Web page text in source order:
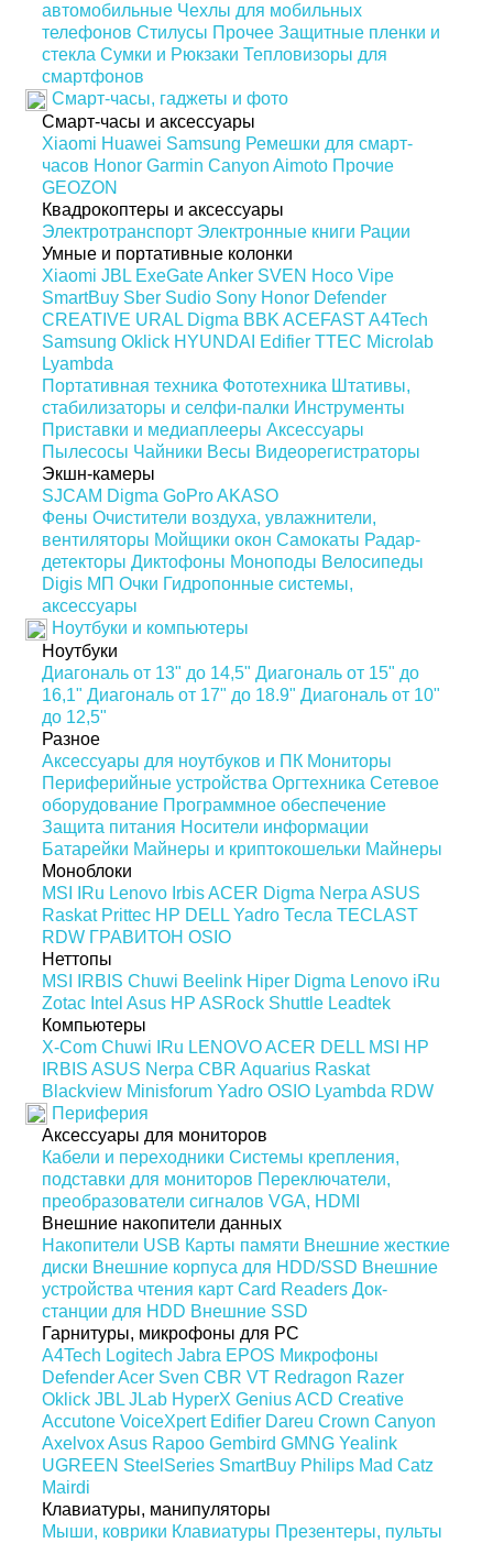
автомобильные Чехлы для мобильных
телефонов Стилусы Прочее Защитные пленки и
стекла Сумки и Рюкзаки Тепловизоры для
смартфонов
Смарт-часы, гаджеты и фото
Смарт-часы и аксессуары
Xiaomi Huawei Samsung Ремешки для смарт-
часов Honor Garmin Canyon Aimoto Прочие
GEOZON
Квадрокоптеры и аксессуары
Электротранспорт Электронные книги Рации
Умные и портативные колонки
Xiaomi JBL ExeGateAnker SVEN Hoco Vipe
SmartBuy Sber Sudio Sony Honor Defender
CREATIVE URAL Digma BBK ACEFASTA4Tech
Samsung Oklick HYUNDAI Edifier TTEC Microlab
Lyambda
Портативная техника Фототехника Штативы,
стабилизаторы и селфи-палки Инструменты
Приставки и медиаплееры Аксессуары
Пылесосы Чайники Весы Видеорегистраторы
Экшн-камеры
SJCAM Digma GoProAKASO
Фены Очистители воздуха, увлажнители,
вентиляторы Мойщики окон Самокаты Радар-
детекторы Диктофоны Моноподы Велосипеды
Digis МП Очки Гидропонные системы,
аксессуары
Ноутбуки и компьютеры
Ноутбуки
Диагональ от 13" до 14,5" Диагональ от 15" до
16,1" Диагональ от 17" до 18.9" Диагональ от 10"
до 12,5"
Разное
Аксессуары для ноутбуков и ПК Мониторы
Периферийные устройства Оргтехника Сетевое
оборудование Программное обеспечение
Защита питания Носители информации
Батарейки Майнеры и криптокошельки Майнеры
Моноблоки
MSI
IRu Lenovo IrbisACER Digma Nerpa ASUS
Raskat Prittec HP DELL Yadro Тесла TECLAST
RDW ГРАВИТОН OSIO
Неттопы
MSI
IRBIS Chuwi Beelink Hiper Digma Lenovo iRu
Zotac Intel Asus HP ASRock Shuttle Leadtek
Компьютеры
X-Com Chuwi IRu LENOVOACER DELL MSI
HP
IRBIS ASUS Nerpa CBR Aquarius Raskat
Blackview Minisforum Yadro OSIO Lyambda RDW
Периферия
Аксессуары для мониторов
Кабели и переходники Системы крепления,
подставки для мониторов Переключатели,
преобразователи сигналов VGA, HDMI
Внешние накопители данных
Накопители USB Карты памяти Внешние жесткие
диски Внешние корпуса для HDD/SSD Внешние
устройства чтения карт Card Readers Док-
станции для HDD Внешние SSD
Гарнитуры, микрофоны для PC
A4Tech Logitech Jabra EPOS Микрофоны
DefenderAcer Sven CBR VT Redragon Razer
Oklick JBL JLab HyperX GeniusACD Creative
Accutone VoiceXpert Edifier Dareu Crown Canyon
AxelvoxAsus Rapoo Gembird GMNG Yealink
UGREEN SteelSeries SmartBuy Philips Mad Catz
Mairdi
Клавиатуры, манипуляторы
Мыши, коврики Клавиатуры Презентеры, пульты